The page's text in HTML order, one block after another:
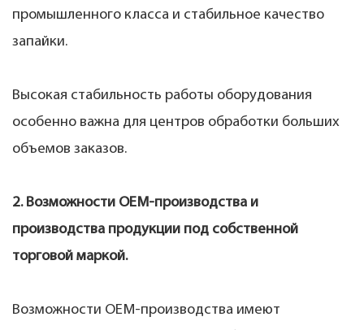
промышленного класса и стабильное качество
запайки.
Высокая стабильность работы оборудования
особенно важна для центров обработки больших
объемов заказов.
2. Возможности OEM-производства и
производства продукции под собственной
торговой маркой.
Возможности OEM-производства имеют